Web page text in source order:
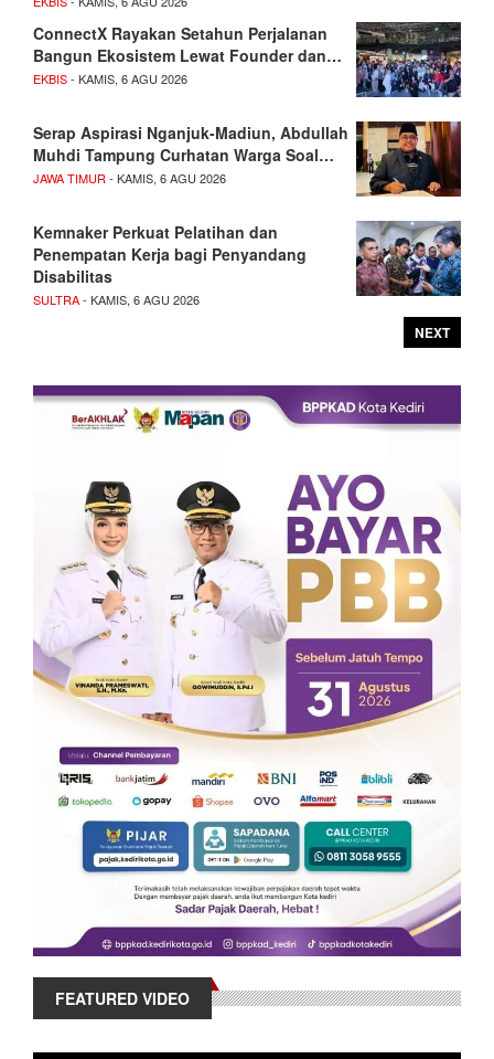
ConnectX Rayakan Setahun Perjalanan
Bangun Ekosistem Lewat Founder dan…
EKBIS- KAMIS, 6 AGU 2026
Serap Aspirasi Nganjuk-Madiun, Abdullah
Muhdi Tampung Curhatan Warga Soal…
JAWA TIMUR - KAMIS, 6 AGU 2026
Kemnaker Perkuat Pelatihan dan
Penempatan Kerja bagi Penyandang
Disabilitas
SULTRA- KAMIS, 6 AGU 2026
NEXT
FEATURED VIDEO